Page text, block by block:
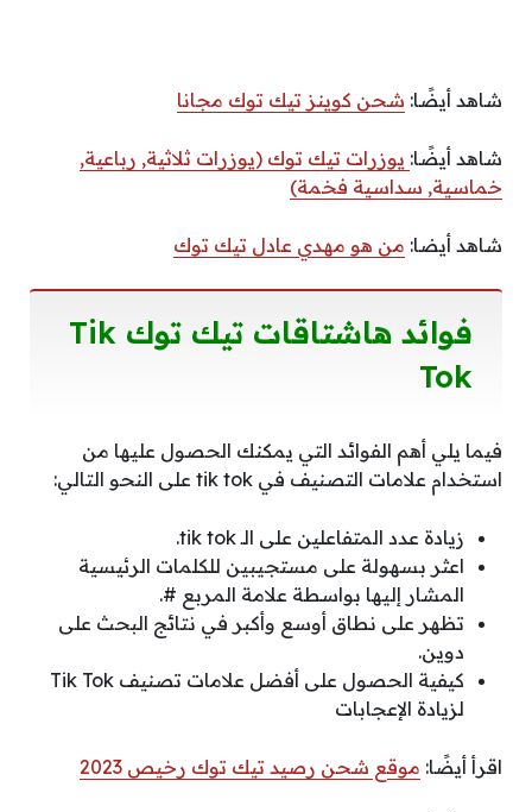
شاهد أيضًا: شحن كوينز تيك توك مجانا
شاهد أيضًا: يوزرات تيك توك (يوزرات ثلاثية, رباعية,
خماسية, سداسية فخمة)
شاهد أيضا: من هو مهدي عادل تيك توك
فوائد هاشتاقات تيك توك Tik
Tok
فيما يلي أهم الفوائد التي يمكنك الحصول عليها من
استخدام علامات التصنيف في tik tok على النحو التالي:
زيادة عدد المتفاعلين على الـ tik tok.
اعثر بسهولة على مستجيبين للكلمات الرئيسية
المشار إليها بواسطة علامة المربع #.
تظهر على نطاق أوسع وأكبر في نتائج البحث على
دوين.
كيفية الحصول على أفضل علامات تصنيف Tik Tok
لزيادة الإعجابات
اقرأ أيضًا: موقع شحن رصيد تيك توك رخيص 2023